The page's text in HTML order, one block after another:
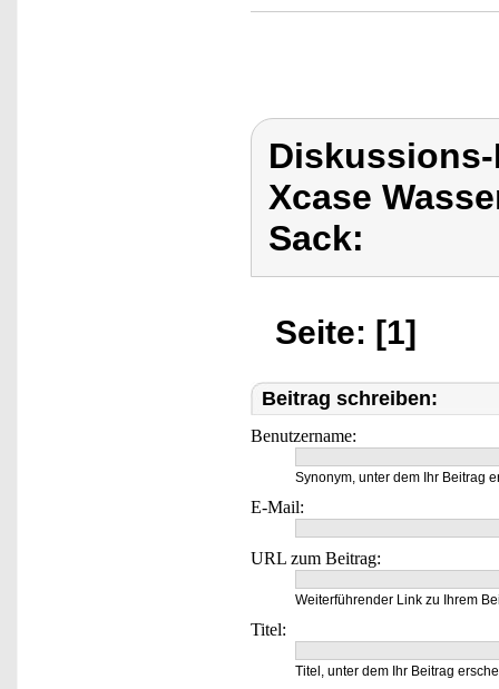
Xcase
Sack:
Seite: [1]
Beitrag schreiben:
Benutzername:
Synonym, unter dem Ihr Beitrag
E-Mail:
URL zum Beitrag:
Weiterführender Link zu Ihrem
Titel:
Titel, unter dem Ihr Beitrag